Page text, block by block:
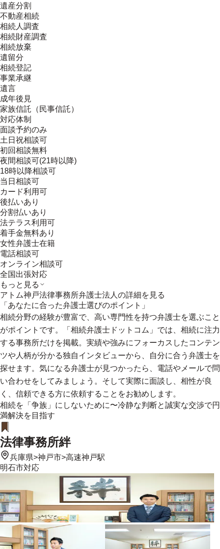
遺産分割
不動産相続
相続人調査
相続財産調査
相続放棄
遺留分
相続登記
事業承継
遺言
成年後見
家族信託（民事信託）
対応体制
面談予約のみ
土日祝相談可
初回相談無料
夜間相談可(21時以降)
18時以降相談可
当日相談可
カード利用可
後払いあり
分割払いあり
法テラス利用可
着手金無料あり
女性弁護士在籍
電話相談可
オンライン相談可
全国出張対応
もっと見る
アトム神戸法律事務所弁護士法人 の詳細を見る
「あなたに合った弁護士選びのポイント」
相続分野の経験が豊富で、高い専門性を持つ弁護士を選ぶこと
がポイントです。「相続弁護士ドットコム」では、相続に注力
する事務所だけを掲載。実績や強みにフォーカスしたコンテン
ツや人柄が分かる独自インタビューから、自分に合う弁護士を
探せます。気になる弁護士が見つかったら、電話やメールで問
い合わせをしてみましょう。そして実際に面談し、相性が良
く、信頼できる方に依頼することをお勧めします。
相続を「争族」にしないために〜冷静な判断と誠実な交渉で円
満解決を目指す
法律事務所絆
兵庫県>神戸市>高速神戸駅
明石市対応